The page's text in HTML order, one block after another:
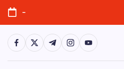
Skip
content
-
https://www.facebook.com/
https://twitter.com/
https://t.me/
https://https://